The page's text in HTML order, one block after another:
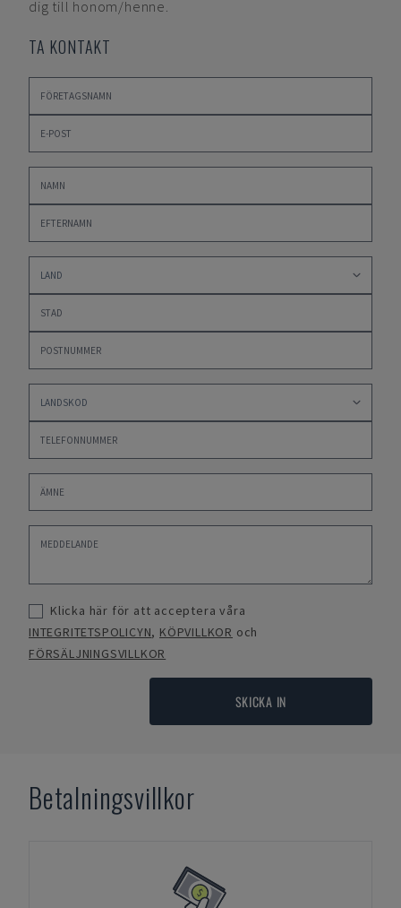
dig till honom/henne.
TA KONTAKT
Klicka här för att acceptera våra
INTEGRITETSPOLICYN, KÖPVILLKOR och
FÖRSÄLJNINGSVILLKOR
SKICKA IN
Betalningsvillkor